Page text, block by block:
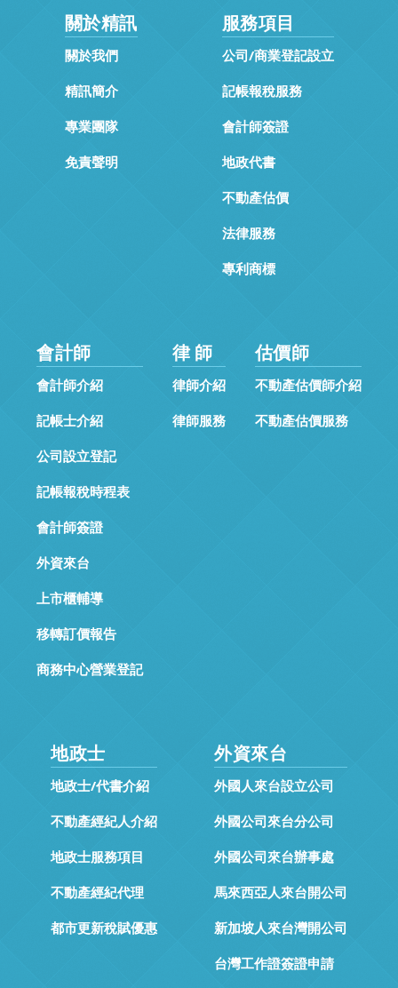
關於精訊
關於我們
精訊簡介
專業團隊
免責聲明
服務項目
公司/商業登記設立
記帳報稅服務
會計師簽證
地政代書
不動產估價
法律服務
專利商標
會計師
會計師介紹
記帳士介紹
公司設立登記
記帳報稅時程表
會計師簽證
外資來台
上市櫃輔導
移轉訂價報告
商務中心營業登記
律 師
律師介紹
律師服務
估價師
不動產估價師介紹
不動產估價服務
地政士
地政士/代書介紹
不動產經紀人介紹
地政士服務項目
不動產經紀代理
都市更新稅賦優惠
外資來台
外國人來台設立公司
外國公司來台分公司
外國公司來台辦事處
馬來西亞人來台開公司
新加坡人來台灣開公司
台灣工作證簽證申請